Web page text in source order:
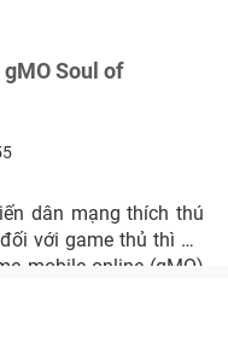
Soul of
dân mạng thích thú
với game thủ thì đó
mobile online (gMO)